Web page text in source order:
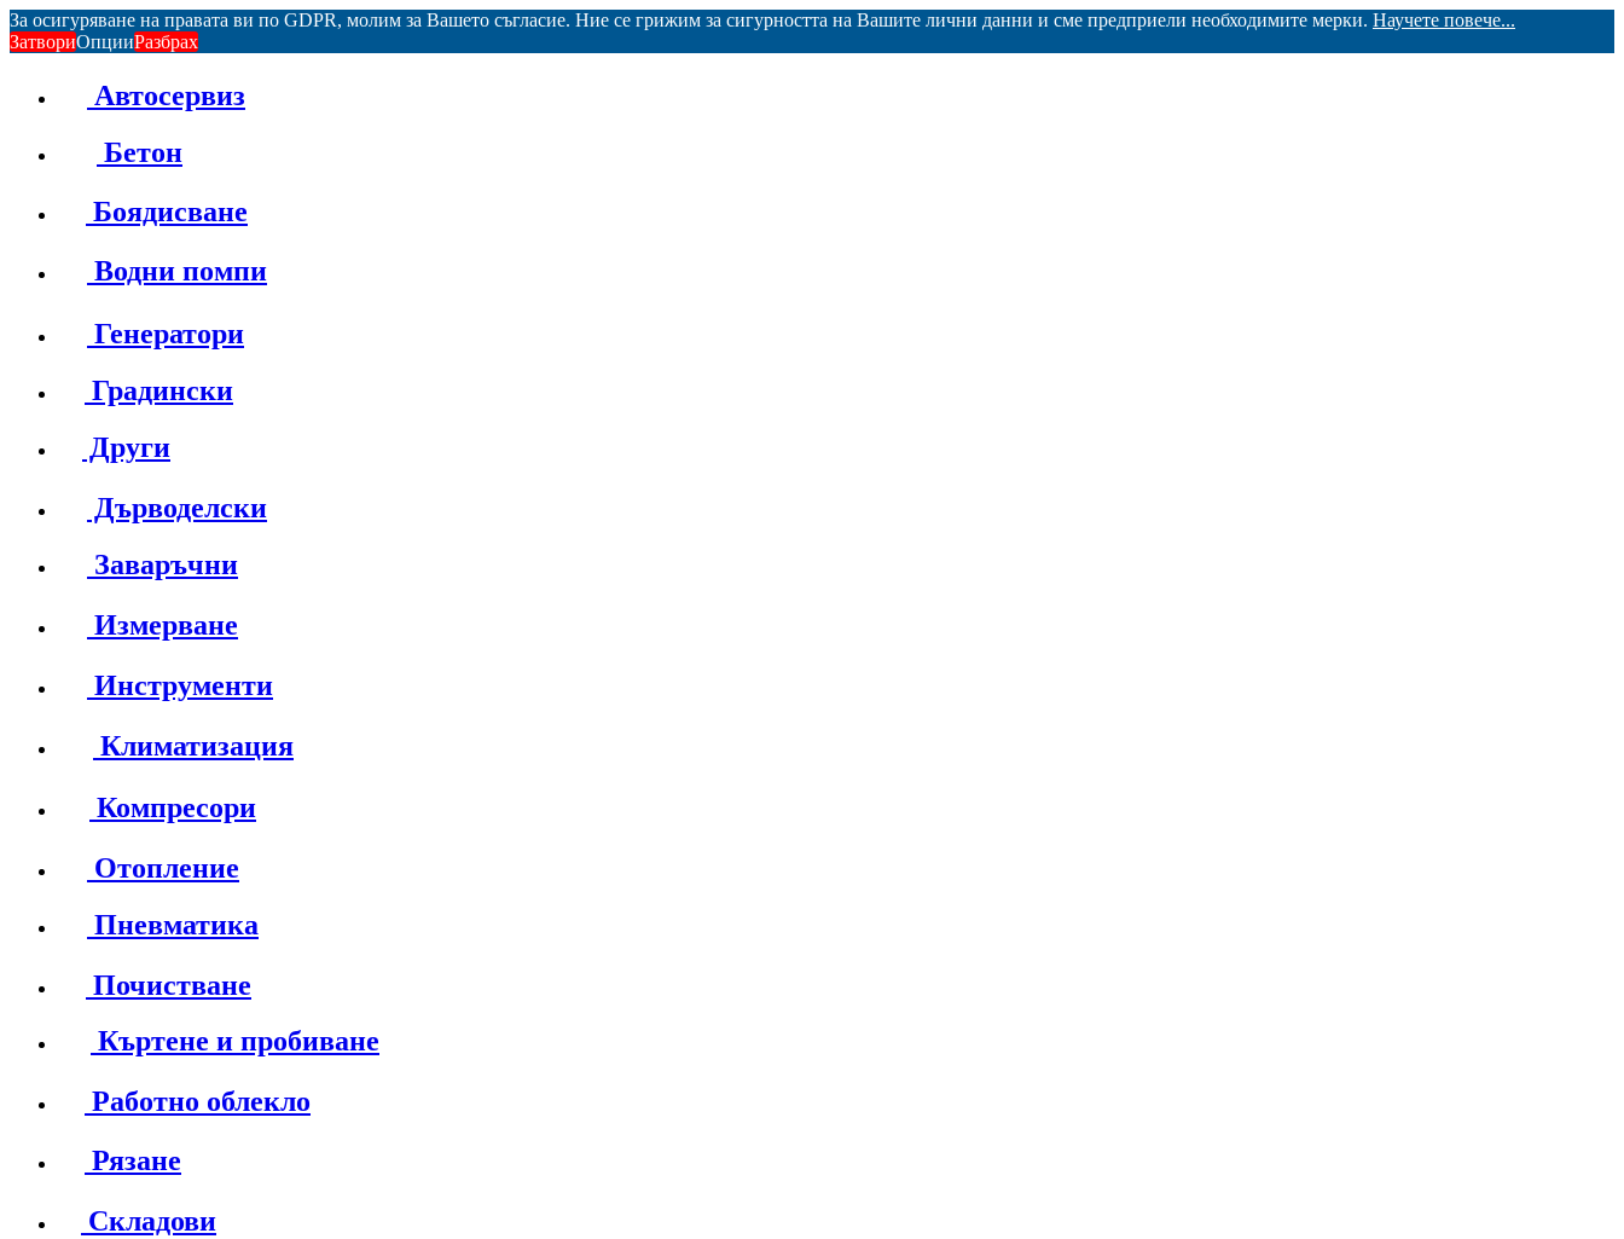
За осигуряване на правата ви по GDPR, молим за Вашето съгласие. Ние се грижим за сигурността на Вашите лични данни и сме предприели необходимите мерки. Научете повече...
ЗатвориОпцииРазбрах
Автосервиз
Бетон
Боядисване
Водни помпи
Генератори
Градински
Други
Дърводелски
Заваръчни
Измерване
Инструменти
Климатизация
Компресори
Отопление
Пневматика
Почистване
Къртене и пробиване
Работно облекло
Рязане
Складови